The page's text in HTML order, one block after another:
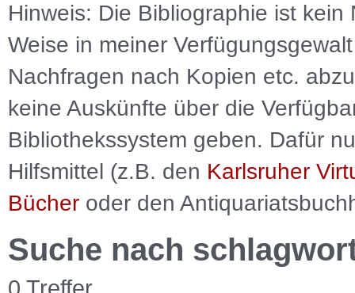
Hinweis: Die Bibliographie ist kein
Weise in meiner
Nachfragen nach Kopien etc.
keine Auskünfte über die
Bibliothekssystem geben. Dafür
Hilfsmittel (z.B. den Karlsruher
Bücher oder den
Suche nach